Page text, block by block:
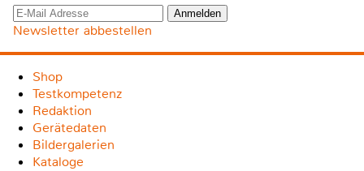
Newsletter abbestellen
Shop
Testkompetenz
Redaktion
Gerätedaten
Bildergalerien
Kataloge